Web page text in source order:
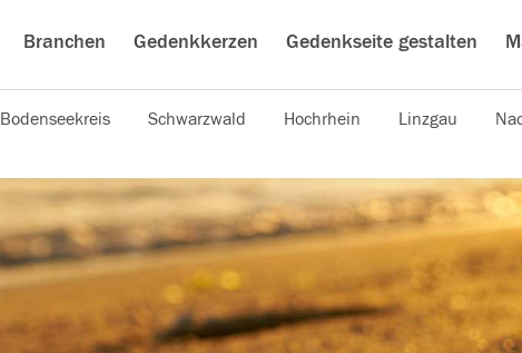
Branchen Gedenkkerzen Gedenkseite gestalten
Bodenseekreis Schwarzwald Hochrhein Linzgau